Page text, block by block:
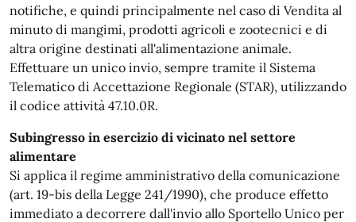
notifiche, e quindi principalmente nel caso di Vendita al
minuto di mangimi, prodotti agricoli e zootecnici e di
altra origine destinati all'alimentazione animale.
Effettuare un unico invio, sempre tramite il Sistema
Telematico di Accettazione Regionale (STAR), utilizzando
il codice attività 47.10.0R.
Subingresso in esercizio di vicinato nel settore
alimentare
Si applica il regime amministrativo della comunicazione
(art. 19-bis della Legge 241/1990), che produce effetto
immediato a decorrere dall'invio allo Sportello Unico per